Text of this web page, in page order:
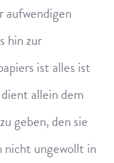
hin zur
ist alles ist
allein dem
geben, den sie
ungewollt in